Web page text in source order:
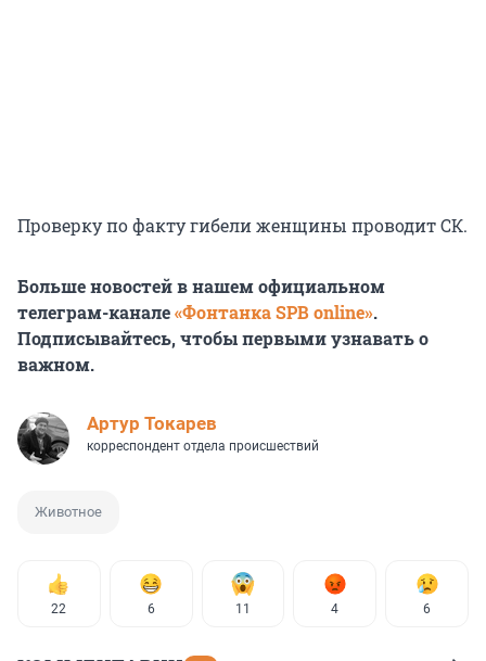
Проверку по факту гибели женщины проводит СК.
Больше новостей в нашем официальном
телеграм-канале«Фонтанка SPB online».
Подписывайтесь, чтобы первыми узнавать о
важном.
Артур Токарев
корреспондент отдела происшествий
Животное
22 6 11 4 6